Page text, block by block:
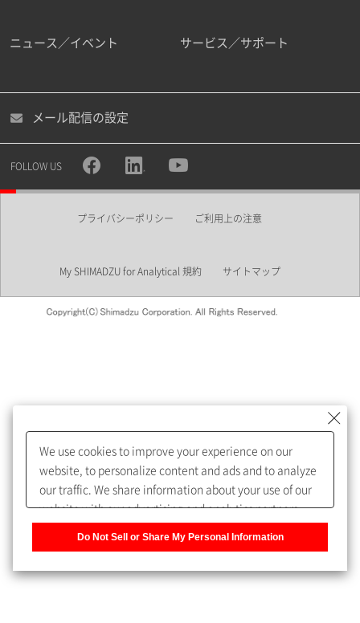
職種
所属部署
めします。
My SHIMADZU for Analyticalへ登録いただくと、技術情報や
取扱説明書・Webinarなどの閲覧ができます。
うになります。
ニュース／イベント サービス／サポート
メール配信の設定
FOLLOW US
プライバシーポリシー ご利用上の注意
My SHIMADZU for Analytical 規約 サイトマップ
We use cookies to improve your experience on our
website, to personalize content and ads and to analyze
our traffic. We share information about your use of our
website with our advertising and analytics partners,
Do Not Sell or Share My Personal Information